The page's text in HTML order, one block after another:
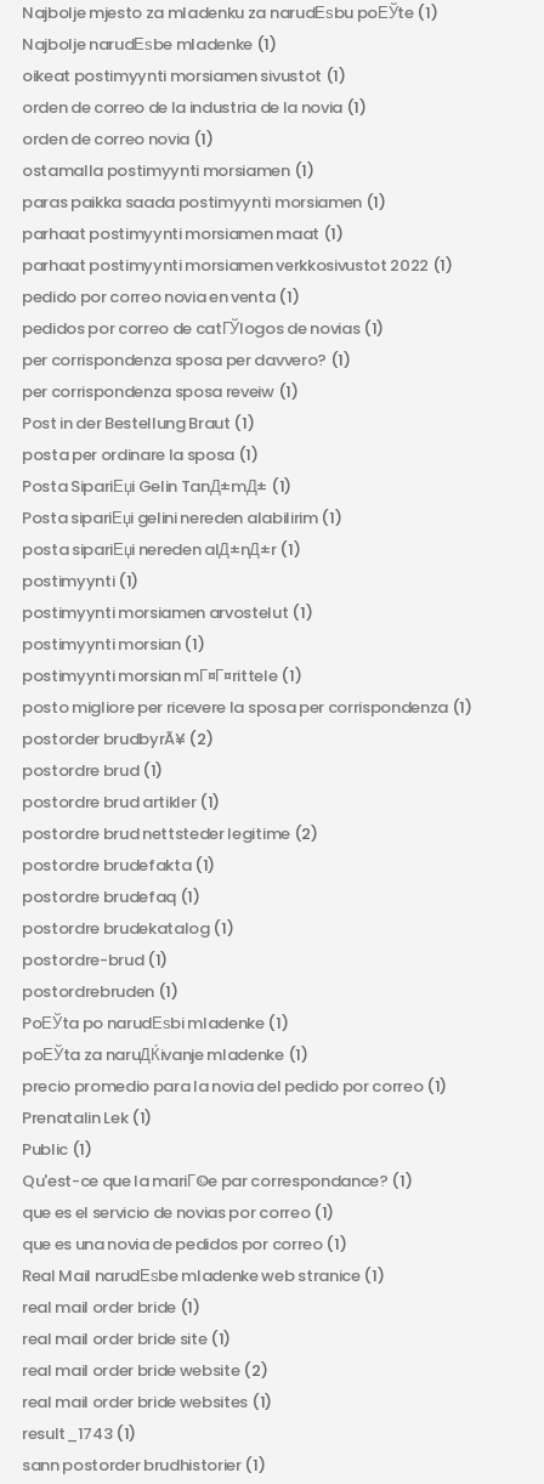
Najbolje mjesto za mladenku za narudЕѕbu poЕЎte(1)
Najbolje narudЕѕbe mladenke (1)
oikeat postimyynti morsiamen sivustot (1)
orden de correo de la industria de la novia(1)
orden de correo novia (1)
ostamalla postimyynti morsiamen(1)
paras paikka saada postimyynti morsiamen(1)
parhaat postimyynti morsiamen maat (1)
parhaat postimyynti morsiamen verkkosivustot 2022 (1)
pedido por correo novia en venta(1)
pedidos por correo de catГЎlogos de novias(1)
per corrispondenza sposa per davvero? (1)
per corrispondenza sposa reveiw(1)
Post in der Bestellung Braut (1)
posta per ordinare la sposa (1)
Posta SipariЕџi Gelin TanД±mД± (1)
Posta sipariЕџi gelini nereden alabilirim(1)
posta sipariЕџi nereden alД±nД±r(1)
postimyynti(1)
postimyynti morsiamen arvostelut (1)
postimyynti morsian(1)
postimyynti morsian mГ¤Г¤rittele(1)
posto migliore per ricevere la sposa per corrispondenza (1)
postorder brudbyrÃ¥ (2)
postordre brud(1)
postordre brud artikler(1)
postordre brud nettsteder legitime(2)
postordre brudefakta(1)
postordre brudefaq (1)
postordre brudekatalog(1)
postordre-brud(1)
postordrebruden (1)
PoЕЎta po narudЕѕbi mladenke(1)
poЕЎta za naruДЌivanje mladenke(1)
precio promedio para la novia del pedido por correo(1)
Prenatalin Lek(1)
Public(1)
Qu'est-ce que la mariГ©e par correspondance? (1)
que es el servicio de novias por correo(1)
que es una novia de pedidos por correo(1)
Real Mail narudЕѕbe mladenke web stranice(1)
real mail order bride (1)
real mail order bride site(1)
real mail order bride website(2)
real mail order bride websites (1)
result_1743(1)
sann postorder brudhistorier(1)